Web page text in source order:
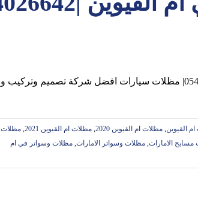
القيوين, مظلات ام القيوين 2020 , مظلات ام القيوين 2021 , مظلات
الامارات, مظلات وسواتر الامارات, مظلات وسواتر في ام